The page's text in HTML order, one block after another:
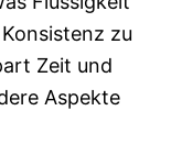
zu
Zeit und
Aspekte